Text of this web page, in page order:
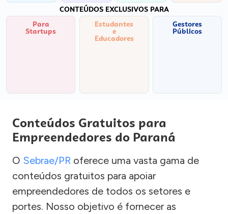
CONTEÚDOS EXCLUSIVOS PARA
Para
Startups
Estudantes
e
Educadores
Gestores
Públicos
Conteúdos Gratuitos para
Empreendedores do Paraná
O Sebrae/PR oferece uma vasta gama de
conteúdos gratuitos para apoiar
empreendedores de todos os setores e
portes. Nosso objetivo é fornecer as